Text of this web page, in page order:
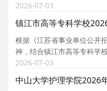
枣庄市。京沪高铁、京台高
面积近 3000 亩，学校固定
2026-07-03
镇江市高等专科学校
根据《江苏省事业单位公开
神，结合镇江市高等专科学
招聘高层次人才有关事项公
人民共和国国籍； （二）岗
2026-07-03
中山大学护理学院2026